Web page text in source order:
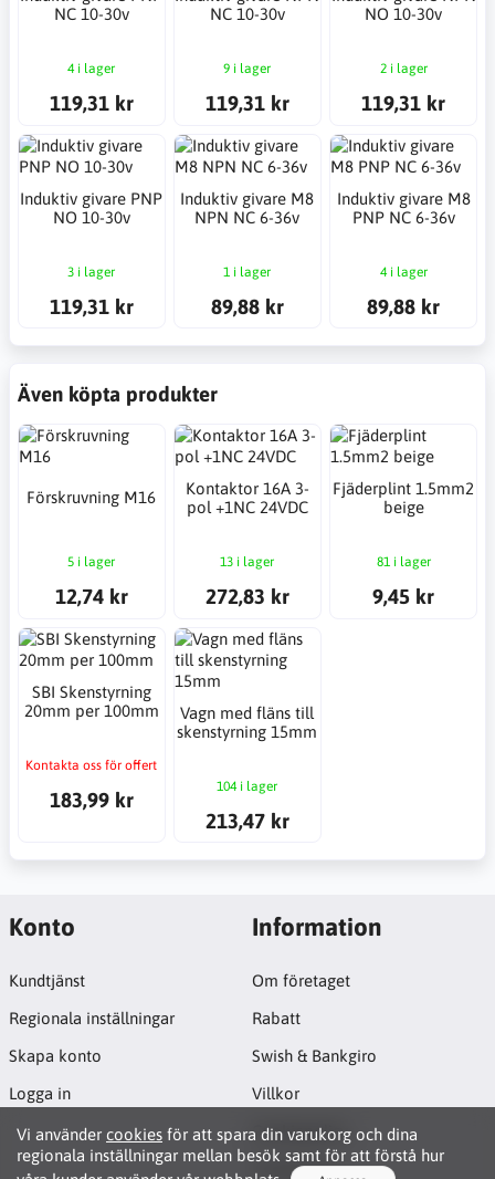
NC 10-30v
4 i lager
119,31 kr
NC 10-30v
9 i lager
119,31 kr
NO 10-30v
2 i lager
119,31 kr
Induktiv givare PNP
NO 10-30v
3 i lager
119,31 kr
Induktiv givare M8
NPN NC 6-36v
1 i lager
89,88 kr
Induktiv givare M8
PNP NC 6-36v
4 i lager
89,88 kr
Även köpta produkter
Förskruvning M16
5 i lager
12,74 kr
Kontaktor 16A 3-
pol +1NC 24VDC
13 i lager
272,83 kr
Fjäderplint 1.5mm2
beige
81 i lager
9,45 kr
SBI Skenstyrning
20mm per 100mm
Kontakta oss för offert
183,99 kr
Vagn med fläns till
skenstyrning 15mm
104 i lager
213,47 kr
Vi använder cookies för att spara din varukorg och dina
regionala inställningar mellan besök samt för att förstå hur
Konto
Kundtjänst
Regionala inställningar
Skapa konto
Logga in
Information
Om företaget
Rabatt
Swish & Bankgiro
Villkor
Cookiepolicy
Projektsida